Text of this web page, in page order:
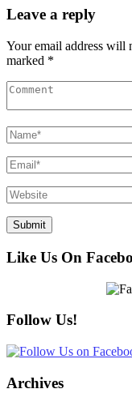
Leave a reply
Your email address will
marked *
Like Us On
Follow Us!
Archives